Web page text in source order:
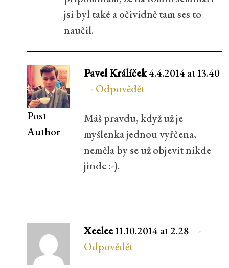
jsi byl také a očividně tam ses to
naučil.
Post
Author
Pavel Králíček4.4.2014 at 13.40
Odpovědět
Máš pravdu, když už je
myšlenka jednou vyřčena,
neměla by se už objevit nikde
jinde :-).
Xeelee11.10.2014 at 2.28
Odpovědět